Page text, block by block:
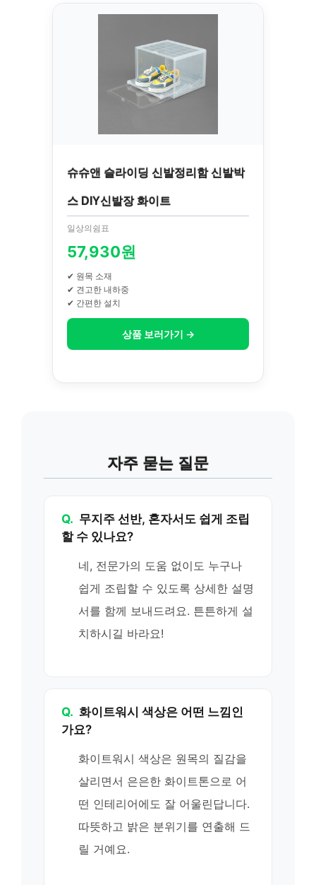
슈슈앤 슬라이딩 신발정리함 신발박
스 DIY신발장 화이트
일상의쉼표
57,930원
✔ 원목 소재
✔ 견고한 내하중
✔ 간편한 설치
상품 보러가기 →
자주 묻는 질문
Q. 무지주 선반, 혼자서도 쉽게 조립
할 수 있나요?
네, 전문가의 도움 없이도 누구나
쉽게 조립할 수 있도록 상세한 설명
서를 함께 보내드려요. 튼튼하게 설
치하시길 바라요!
Q. 화이트워시 색상은 어떤 느낌인
가요?
화이트워시 색상은 원목의 질감을
살리면서 은은한 화이트톤으로 어
떤 인테리어에도 잘 어울린답니다.
따뜻하고 밝은 분위기를 연출해 드
릴 거예요.